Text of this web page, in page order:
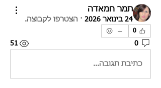
תמר חמאדה
24 בינואר 2026 · הצטרפו לקבוצה.
0
0
51
כתיבת תגובה...